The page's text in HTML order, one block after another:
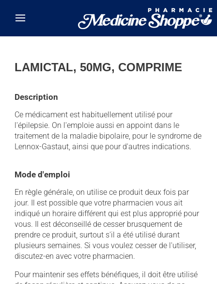
LAMICTAL, 50MG, COMPRIME
Description
Ce médicament est habituellement utilisé pour
l'épilepsie. On l'emploie aussi en appoint dans le
traitement de la maladie bipolaire, pour le syndrome de
Lennox-Gastaut, ainsi que pour d'autres indications.
Mode d'emploi
En règle générale, on utilise ce produit deux fois par
jour. Il est possible que votre pharmacien vous ait
indiqué un horaire différent qui est plus approprié pour
vous. Il est déconseillé de cesser brusquement de
prendre ce produit, surtout s'il a été utilisé durant
plusieurs semaines. Si vous voulez cesser de l'utiliser,
discutez-en avec votre pharmacien.
Pour maintenir ses effets bénéfiques, il doit être utilisé